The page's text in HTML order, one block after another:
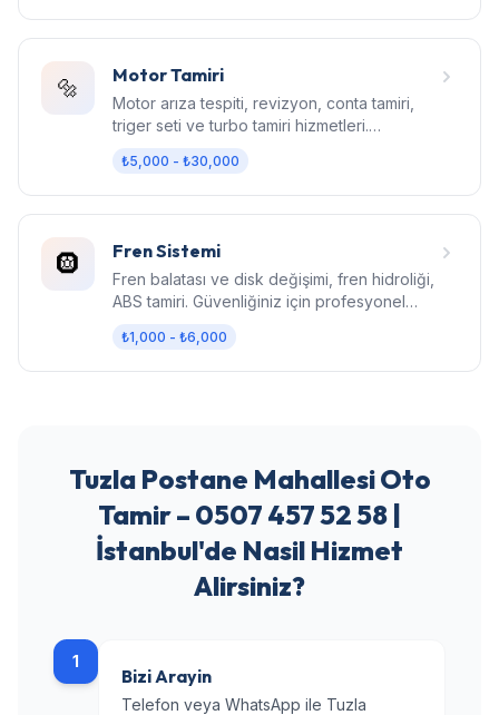
🔩 Motor Tamiri
Motor arıza tespiti, revizyon, conta tamiri,
triger seti ve turbo tamiri hizmetleri.
₺5,000 - ₺30,000
🛞 Fren Sistemi
Fren balatası ve disk değişimi, fren hidroliği,
ABS tamiri. Güvenliğiniz için profesyonel
₺1,000 - ₺6,000
Tuzla Postane Mahallesi Oto
Tamir – 0507 457 52 58 |
İstanbul'de Nasil Hizmet
Alirsiniz?
1
Bizi Arayin
Telefon veya WhatsApp ile Tuzla